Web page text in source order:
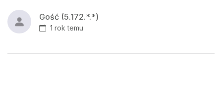
Gość (5.172.*.*)
1 rok temu